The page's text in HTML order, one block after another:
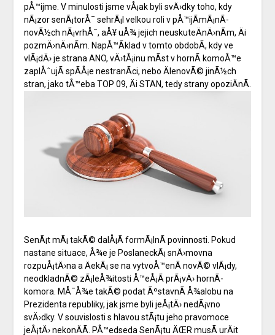
pÅ™ijme. V minulosti jsme vÅ¡ak byli svÄ›dky toho, kdy
nÃ¡zor senÃ¡torÅ¯ sehrÃ¡l velkou roli v pÅ™ijÃ­mÃ¡nÃ­
novÃ½ch nÃ¡vrhÅ¯, aÅ¥ uÅ¾ jejich neuskuteÄnÄ›nÃ­m, Äi
pozmÄ›nÄ›nÃ­m. NapÅ™Ã­klad v tomto obdobÃ­, kdy ve
vlÃ¡dÄ› je strana ANO, vÄ›tÅ¡inu mÃ­st v hornÃ­ komoÅ™e
zaplÅˆujÃ­ spÃ­Å¡e nestranÃ­ci, nebo ÄlenovÃ© jinÃ½ch
stran, jako tÅ™eba TOP 09, Äi STAN, tedy strany opoziÄnÃ­.
SenÃ¡t mÃ¡ takÃ© dalÅ¡Ã­ formÃ¡lnÃ­ povinnosti. Pokud
nastane situace, Å¾e je PoslaneckÃ¡ snÄ›movna
rozpuÅ¡tÄ›na a ÄekÃ¡ se na vytvoÅ™enÃ­ novÃ© vlÃ¡dy,
neodkladnÃ© zÃ¡leÅ¾itosti Å™eÅ¡Ã­ prÃ¡vÄ› hornÃ­
komora. MÅ¯Å¾e takÃ© podat ÃºstavnÃ­ Å¾alobu na
Prezidenta republiky, jak jsme byli jeÅ¡tÄ› nedÃ¡vno
svÄ›dky. V souvislosti s hlavou stÃ¡tu jeho pravomoce
jeÅ¡tÄ› nekonÄÃ­. PÅ™edseda SenÃ¡tu ÄŒR musÃ­ urÄit